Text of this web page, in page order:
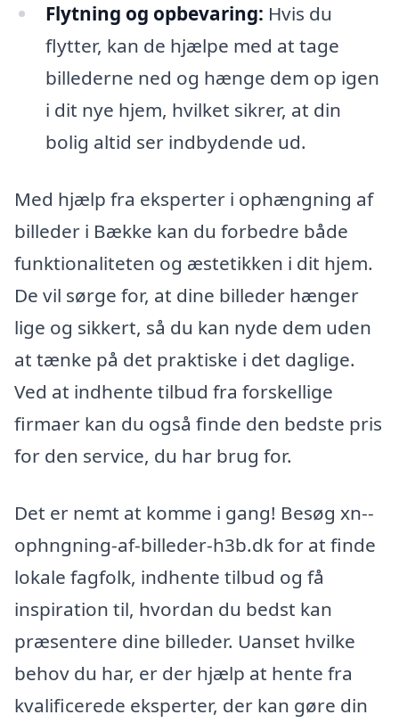
Flytning og opbevaring: Hvis du
flytter, kan de hjælpe med at tage
billederne ned og hænge dem op igen
i dit nye hjem, hvilket sikrer, at din
bolig altid ser indbydende ud.
Med hjælp fra eksperter i ophængning af
billeder i Bække kan du forbedre både
funktionaliteten og æstetikken i dit hjem.
De vil sørge for, at dine billeder hænger
lige og sikkert, så du kan nyde dem uden
at tænke på det praktiske i det daglige.
Ved at indhente tilbud fra forskellige
firmaer kan du også finde den bedste pris
for den service, du har brug for.
Det er nemt at komme i gang! Besøg xn--
ophngning-af-billeder-h3b.dk for at finde
lokale fagfolk, indhente tilbud og få
inspiration til, hvordan du bedst kan
præsentere dine billeder. Uanset hvilke
behov du har, er der hjælp at hente fra
kvalificerede eksperter, der kan gøre din